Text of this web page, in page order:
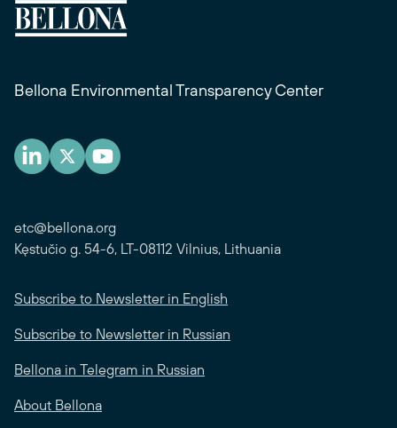
Bellona Environmental Transparency Center
etc@bellona.org
Kęstučio g. 54-6, LT-08112 Vilnius, Lithuania
Subscribe to Newsletter in English
Subscribe to Newsletter in Russian
Bellona in Telegram in Russian
About Bellona